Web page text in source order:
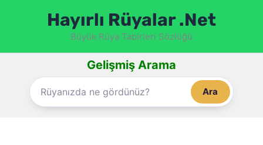
Hayırlı Rüyalar .Net
Büyük Rüya Tabirleri Sözlüğü
Gelişmiş Arama
Ara